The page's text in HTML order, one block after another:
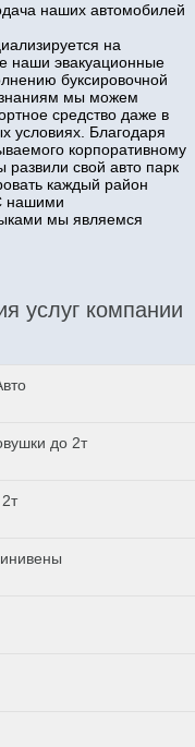
наших автомобилей
на
наши эвакуационные
буксировочной
мы можем
средство даже в
условиях. Благодаря
корпоративному
развили свой авто парк
каждый район
нашими
мы являемся
услуг компании
до 2т